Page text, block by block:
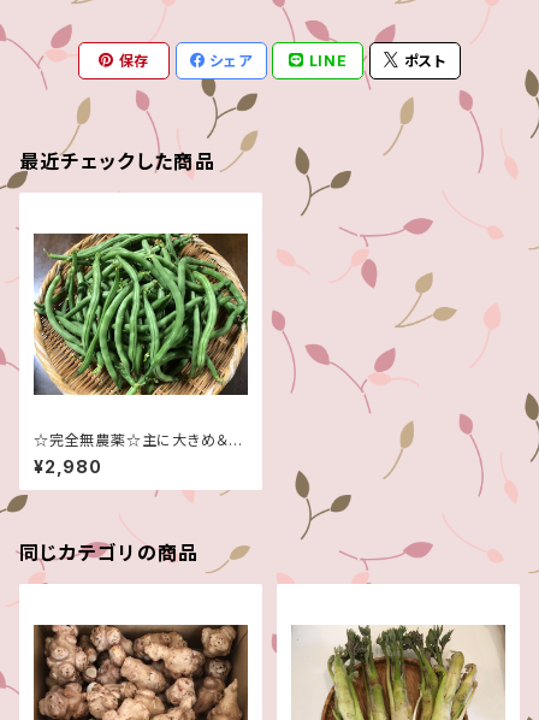
保存 シェア LINE ポスト
最近チェックした商品
☆完全無農薬☆主に大きめ＆曲
がり☆いんげん☆たっぷり５キロ
です！☆信州産♪☆
¥2,980
同じカテゴリの商品